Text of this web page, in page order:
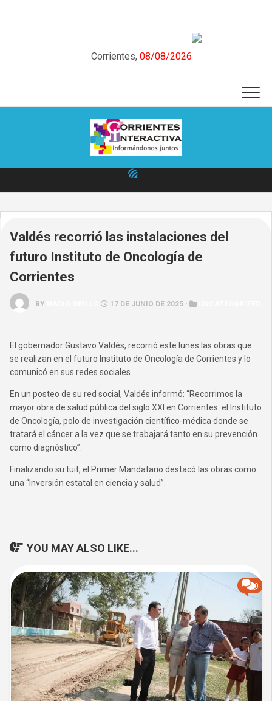
Corrientes, 08/08/2026
Valdés recorrió las instalaciones del
futuro Instituto de Oncología de
Corrientes
BY 17 DE JUNIO DE 2025 ·
El gobernador Gustavo Valdés, recorrió este lunes las obras que
se realizan en el futuro Instituto de Oncología de Corrientes y lo
comunicó en sus redes sociales.
En un posteo de su red social, Valdés informó: “Recorrimos la
mayor obra de salud pública del siglo XXI en Corrientes: el Instituto
de Oncología, polo de investigación científico-médica donde se
tratará el cáncer a la vez que se trabajará tanto en su prevención
como diagnóstico”.
Finalizando su tuit, el Primer Mandatario destacó las obras como
una “Inversión estatal en ciencia y salud”.
YOU MAY ALSO LIKE...
0